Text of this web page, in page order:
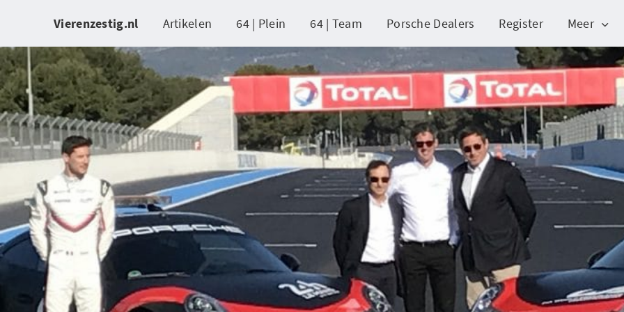
Vierenzestig.nl Artikelen 64 | Plein 64 | Team Porsche Dealers Register Meer